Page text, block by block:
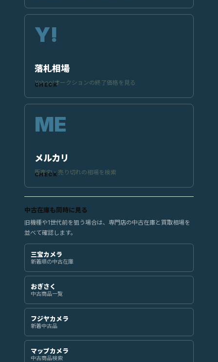
落札相場
Yahoo!オークションの終了価格を見る
メルカリ
販売中・売り切れの相場を検索
中古在庫も同時に見る
旧機種や1世代前を狙う場合は、専門店の中古在庫と買取相場を
並べて確認します。
三宝カメラ
新着順の中古在庫
おぎさく
中古商品一覧
フジヤカメラ
新着中古品
マップカメラ
中古商品検索